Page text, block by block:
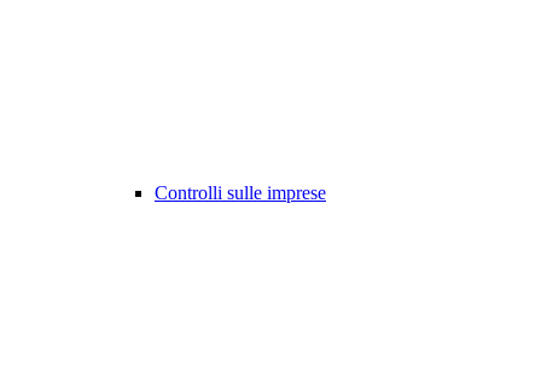
Controlli sulle imprese